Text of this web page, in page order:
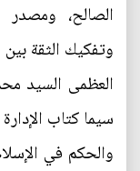
الصالح، ومصدر
وتفكيك الثقة بين
العظمى السيد
سيما كتاب
والحكم في